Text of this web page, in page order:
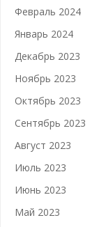
Февраль 2024
Январь 2024
Декабрь 2023
Ноябрь 2023
Октябрь 2023
Сентябрь 2023
Август 2023
Июль 2023
Июнь 2023
Май 2023